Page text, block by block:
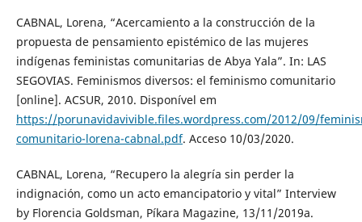
CABNAL, Lorena, “Acercamiento a la construcción de la
propuesta de pensamiento epistémico de las mujeres
indígenas feministas comunitarias de Abya Yala”. In: LAS
SEGOVIAS. Feminismos diversos: el feminismo comunitario
[online]. ACSUR, 2010. Disponível em
https://porunavidavivible.files.wordpress.com/2012/09/
comunitario-lorena-cabnal.pdf. Acceso 10/03/2020.
CABNAL, Lorena, “Recupero la alegría sin perder la
indignación, como un acto emancipatorio y vital” Interview
by Florencia Goldsman, Píkara Magazine, 13/11/2019a.